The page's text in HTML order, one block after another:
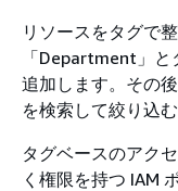
リソースをタグで
「Department」
追加します。その
を検索して絞り込
タグベースのアク
く権限を持つ IAM